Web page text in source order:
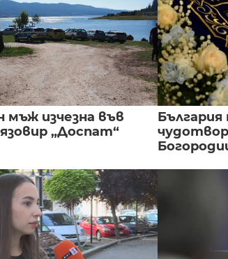
мъж изчезна във
„Доспат“